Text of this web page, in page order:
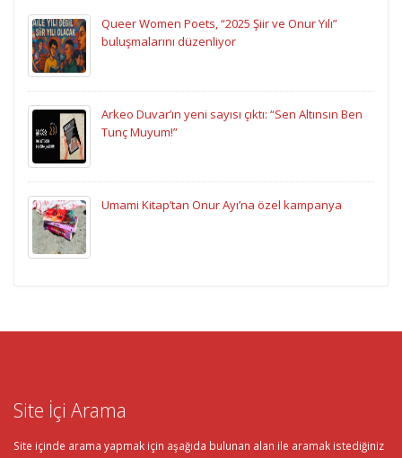
Queer Women Poets, “2025 Şiir ve Onur Yılı”
buluşmalarını düzenliyor
Arkeo Duvar’ın yeni sayısı çıktı: “Sen Altınsın Ben
Tunç Muyum!”
Umami Kitap’tan Onur Ayı’na özel kampanya
Site İçi Arama
Site içinde arama yapmak için aşağıda bulunan alan ile aramak istediğiniz